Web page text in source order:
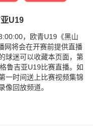
U19
，欧青U19《黑山
网将会在开赛前提供直播
球迷可以收藏本页面，第
鲁吉亚U19比赛直播。如
一时间送上比赛视频集锦
像回放频道。